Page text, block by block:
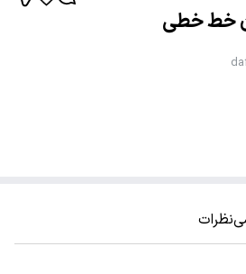
خط خطی
نظرات